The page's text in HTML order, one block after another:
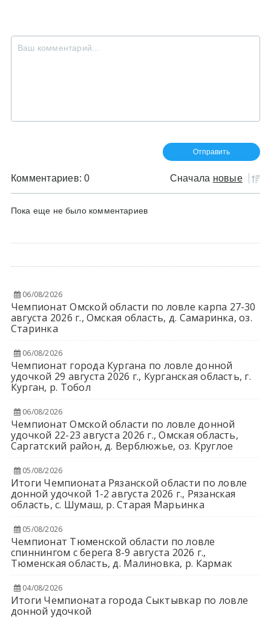
Комментариев: 0 Сначала новые
Пока еще не было комментариев
06/08/2026
Чемпионат Омской области по ловле карпа 27-30
августа 2026 г., Омская область, д. Самаринка, оз.
Старинка
06/08/2026
Чемпионат города Кургана по ловле донной
удочкой 29 августа 2026 г., Курганская область, г.
Курган, р. Тобол
06/08/2026
Чемпионат Омской области по ловле донной
удочкой 22-23 августа 2026 г., Омская область,
Саргатский район, д. Верблюжье, оз. Круглое
05/08/2026
Итоги Чемпионата Рязанской области по ловле
донной удочкой 1-2 августа 2026 г., Рязанская
область, с. Шумаш, р. Старая Марьинка
05/08/2026
Чемпионат Тюменской области по ловле
спиннингом с берега 8-9 августа 2026 г.,
Тюменская область, д. Малиновка, р. Кармак
04/08/2026
Итоги Чемпионата города Сыктывкар по ловле
донной удочкой